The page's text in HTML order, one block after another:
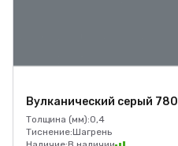
Вулканический серый 780
Толщина (мм):0,4
Тиснение:Шагрень